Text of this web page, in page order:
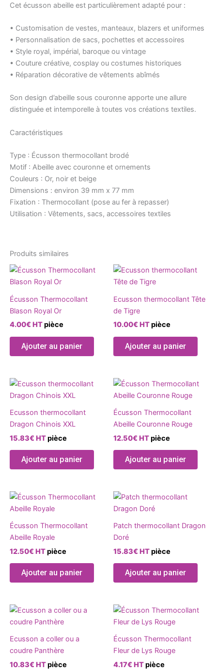
Cet écusson abeille est particulièrement adapté pour :
• Customisation de vestes, manteaux, blazers et uniformes
• Personnalisation de sacs, pochettes et accessoires
• Style royal, impérial, baroque ou vintage
• Couture créative, cosplay ou costumes historiques
• Réparation décorative de vêtements abîmés
Son design d’abeille sous couronne apporte une allure
distinguée et intemporelle à toutes vos créations textiles.
Caractéristiques
Type : Écusson thermocollant brodé
Motif : Abeille avec couronne et ornements
Couleurs : Or, noir et beige
Dimensions : environ 39 mm x 77 mm
Fixation : Thermocollant (pose au fer à repasser)
Utilisation : Vêtements, sacs, accessoires textiles
Produits similaires
Écusson Thermocollant
Blason Royal Or
4.00€ HTpièce
Ajouter au panier
Ecusson thermocollant Tête
de Tigre
10.00€ HTpièce
Ajouter au panier
Ecusson thermocollant
Dragon Chinois XXL
15.83€HTpièce
Ajouter au panier
Écusson Thermocollant
Abeille Couronne Rouge
12.50€HTpièce
Ajouter au panier
Écusson Thermocollant
Abeille Royale
12.50€HTpièce
Ajouter au panier
Patch thermocollant Dragon
Doré
15.83€HTpièce
Ajouter au panier
sur
Ecusson a coller ou a
coudre Panthère
10.83€HTpièce
produit
plusieurs
variations.
Écusson Thermocollant
Fleur de Lys Rouge
4.17€HTpièce